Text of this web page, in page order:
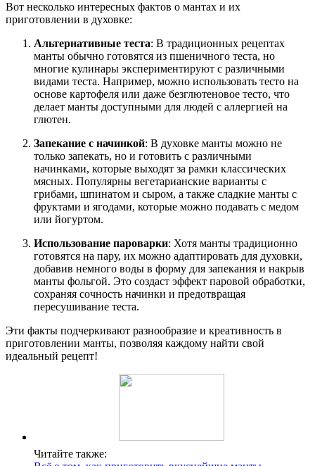
Вот несколько интересных фактов о мантах и их
приготовлении в духовке:
Альтернативные теста: В традиционных рецептах
манты обычно готовятся из пшеничного теста, но
многие кулинары экспериментируют с различными
видами теста. Например, можно использовать тесто на
основе картофеля или даже безглютеновое тесто, что
делает манты доступными для людей с аллергией на
глютен.
Запекание с начинкой: В духовке манты можно не
только запекать, но и готовить с различными
начинками, которые выходят за рамки классических
мясных. Популярны вегетарианские варианты с
грибами, шпинатом и сыром, а также сладкие манты с
фруктами и ягодами, которые можно подавать с медом
или йогуртом.
Использование пароварки: Хотя манты традиционно
готовятся на пару, их можно адаптировать для духовки,
добавив немного воды в форму для запекания и накрыв
манты фольгой. Это создаст эффект паровой обработки,
сохраняя сочность начинки и предотвращая
пересушивание теста.
Эти факты подчеркивают разнообразие и креативность в
приготовлении манты, позволяя каждому найти свой
идеальный рецепт!
Читайте также: